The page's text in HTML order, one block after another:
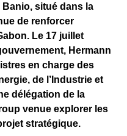
autour du
minière, le bilan
qu’avant de devenir une
Les
déployées
constituent autant
le rythme et
de ce projet stratégique
Banio, situé dans la
de renforcer
Le 17 juillet
Hermann
en charge des
de l’Industrie et
délégation de la
venue explorer les
stratégique.